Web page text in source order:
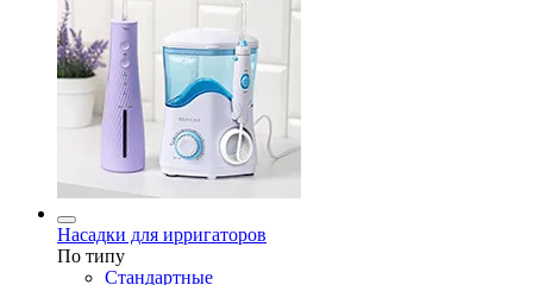
Насадки для ирригаторов
По типу
Стандартные